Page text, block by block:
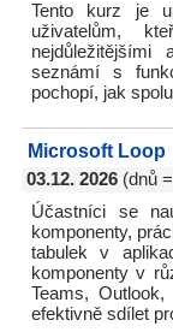
Tento kurz je
uživatelům,
nejdůležitějšími
seznámí s
pochopí, jak
Microsoft Loop
03.12. 2026 (dnů
Účastníci se
komponenty,
tabulek v
komponenty v
Teams,
efektivně sdílet